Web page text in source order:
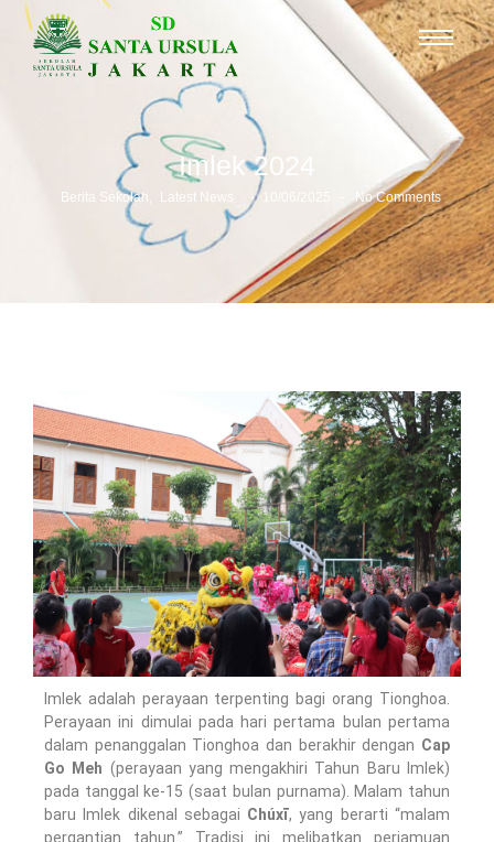
Imlek 2024
Berita Sekolah Latest News - No Comments
Imlek adalah perayaan terpenting bagi orang Tionghoa.
Perayaan ini dimulai pada hari pertama bulan pertama
dalam penanggalan Tionghoa dan berakhir dengan Cap
Go Meh (perayaan yang mengakhiri Tahun Baru Imlek)
pada tanggal ke-15 (saat bulan purnama). Malam tahun
baru Imlek dikenal sebagai Chúxī, yang berarti “malam
pergantian tahun.” Tradisi ini melibatkan perjamuan